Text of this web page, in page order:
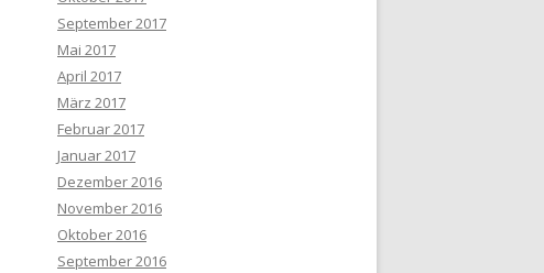
September 2017
Mai 2017
April 2017
März 2017
Februar 2017
Januar 2017
Dezember 2016
November 2016
Oktober 2016
September 2016